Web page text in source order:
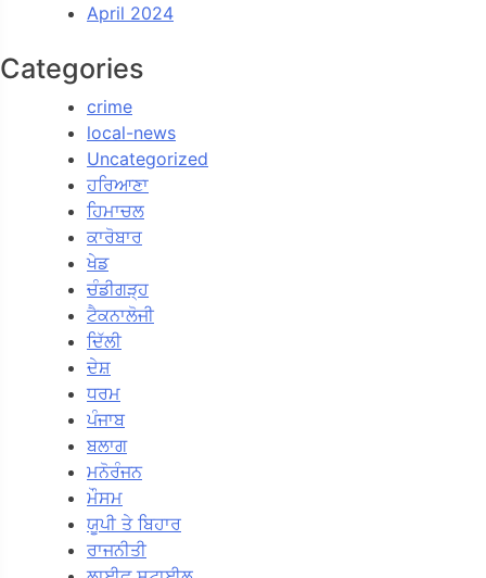
April 2024
Categories
crime
local-news
Uncategorized
ਹਰਿਆਣਾ
ਹਿਮਾਚਲ
ਕਾਰੋਬਾਰ
ਖੇਡ
ਚੰਡੀਗੜ੍ਹ
ਟੈਕਨਾਲੋਜੀ
ਦਿੱਲੀ
ਦੇਸ਼
ਧਰਮ
ਪੰਜਾਬ
ਬਲਾਗ
ਮਨੋਰੰਜਨ
ਮੌਸਮ
ਯੂਪੀ ਤੇ ਬਿਹਾਰ
ਰਾਜਨੀਤੀ